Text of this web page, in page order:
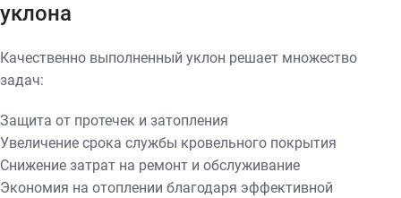
уклона
Качественно выполненный уклон решает множество
задач:
Защита от протечек и затопления
Увеличение срока службы кровельного покрытия
Снижение затрат на ремонт и обслуживание
Экономия на отоплении благодаря эффективной